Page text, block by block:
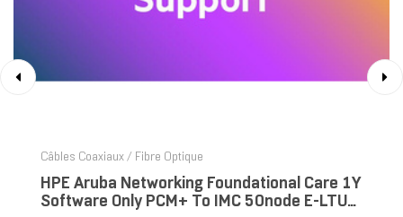
Câbles Coaxiaux / Fibre Optique
HPE Aruba Networking Foundational Care 1Y
Software Only PCM+ To IMC 50node E-LTU